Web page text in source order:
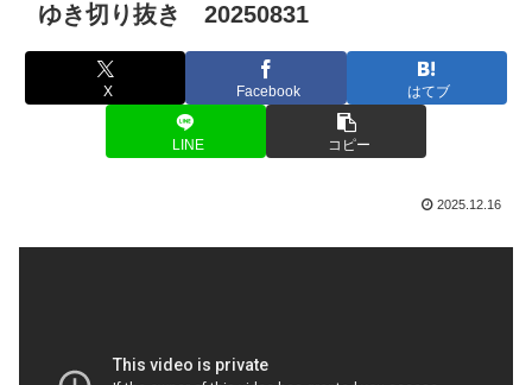
ゆき切り抜き 20250831
X Facebook はてブ
LINE コピー
2025.12.16